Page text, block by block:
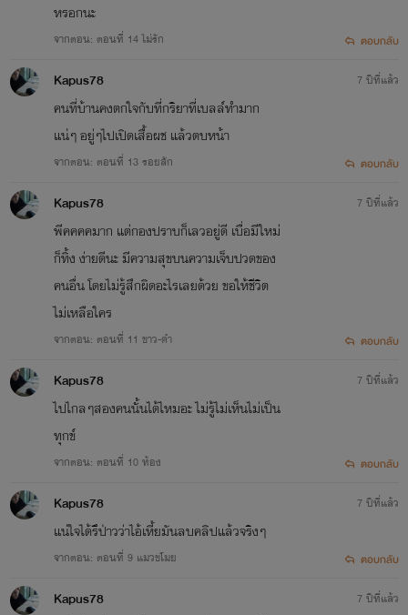
หรอกนะ
จากตอน: ตอนที่ 14 ไม่รัก ตอบกลับ
Kapus78
คนที่บ้านคงตกใจกับที่กริยาที่เบลล์ทำมาก
แน่ๆ อยู่ๆไปเปิดเสื้อผช แล้วตบหน้า
จากตอน: ตอนที่ 13 รอยสัก
7 ปีที่แล้ว
ตอบกลับ
Kapus78
พีคคคคมาก แต่กองปราบก็เลวอยู่ดี เบื่อมีใหม่
ก็ทิ้ง ง่ายดีนะ มีความสุขบนความเจ็บปวดของ
คนอื่น โดยไม่รู้สึกผิดอะไรเลยด้วย ขอให้ชีวิต
ไม่เหลือใคร
จากตอน: ตอนที่ 11 ขาว-ดำ
7 ปีที่แล้ว
ตอบกลับ
Kapus78
ไปไกลๆสองคนนั้นได้ไหมอะ ไม่รู้ไม่เห็นไม่เป็น
ทุกข์
จากตอน: ตอนที่ 10 ท้อง
7 ปีที่แล้ว
ตอบกลับ
Kapus78
แน่ใจได้รึป่าวว่าไอ้เหี้ยมันลบคลิปแล้วจริงๆ
จากตอน: ตอนที่ 9 แมวขโมย
7 ปีที่แล้ว
ตอบกลับ
Kapus78 7 ปีที่แล้ว